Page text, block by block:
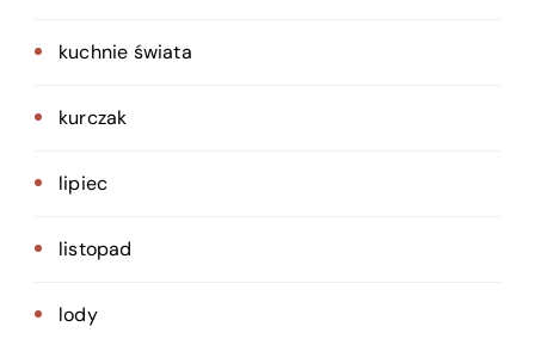
kuchnie świata
kurczak
lipiec
listopad
lody